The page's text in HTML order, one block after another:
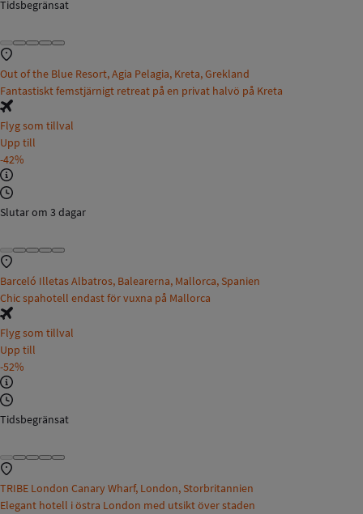
Tidsbegränsat
Out of the Blue Resort, Agia Pelagia, Kreta, Grekland
Fantastiskt femstjärnigt retreat på en privat halvö på Kreta
Flyg som tillval
Upp till
-42%
Slutar om 3 dagar
Barceló Illetas Albatros, Balearerna, Mallorca, Spanien
Chic spahotell endast för vuxna på Mallorca
Flyg som tillval
Upp till
-52%
Tidsbegränsat
TRIBE London Canary Wharf, London, Storbritannien
Elegant hotell i östra London med utsikt över staden